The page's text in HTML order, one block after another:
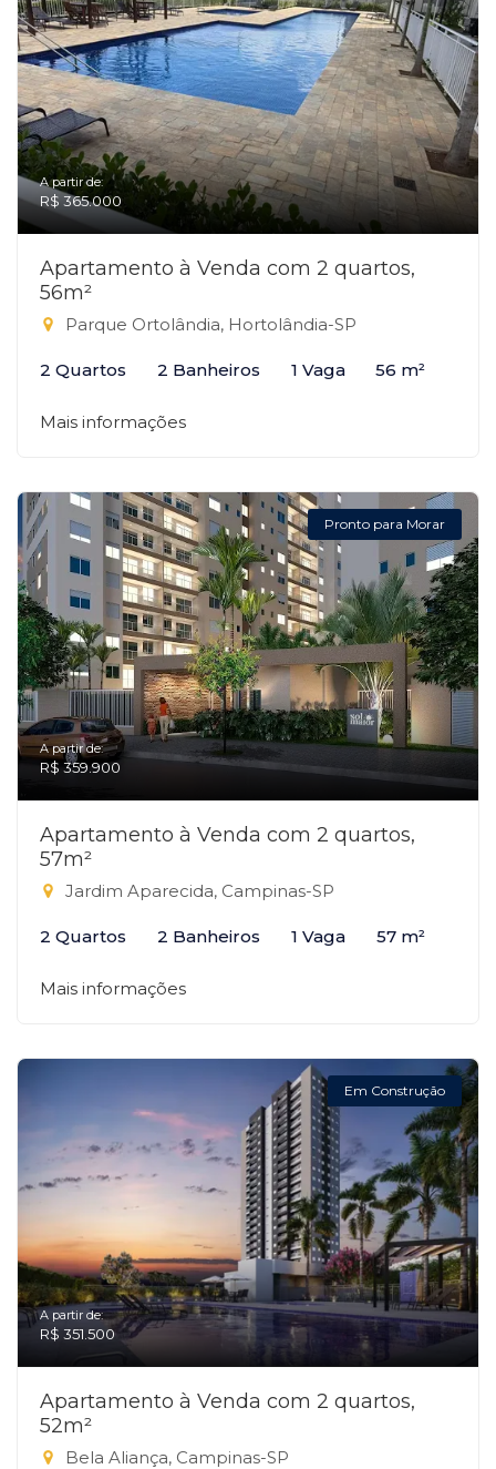
A partir de:
R$ 365.000
Apartamento à Venda com 2 quartos,
56m²
Parque Ortolândia, Hortolândia-SP
2 Quartos 2 Banheiros 1 Vaga 56 m²
Mais informações
Pronto para Morar
A partir de:
R$ 359.900
Apartamento à Venda com 2 quartos,
57m²
Jardim Aparecida, Campinas-SP
2 Quartos 2 Banheiros 1 Vaga 57 m²
Mais informações
Em Construção
A partir de:
R$ 351.500
Apartamento à Venda com 2 quartos,
52m²
Bela Aliança, Campinas-SP